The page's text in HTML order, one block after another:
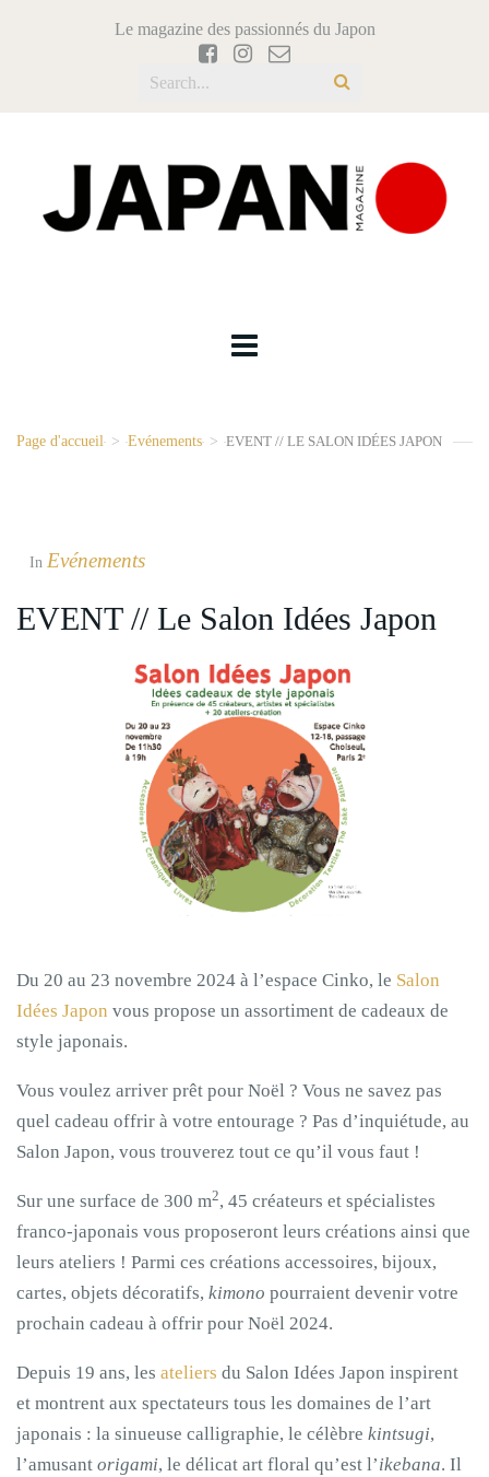
Le magazine des passionnés du Japon
Page d'accueil > Evénements > EVENT // LE SALON IDÉES JAPON
In Evénements
EVENT // Le Salon Idées Japon
Du 20 au 23 novembre 2024 à l’espace Cinko, le Salon
Idées Japon vous propose un assortiment de cadeaux de
style japonais.
Vous voulez arriver prêt pour Noël ? Vous ne savez pas
quel cadeau offrir à votre entourage ? Pas d’inquiétude, au
Salon Japon, vous trouverez tout ce qu’il vous faut !
Sur une surface de 300 m2, 45 créateurs et spécialistes
franco-japonais vous proposeront leurs créations ainsi que
leurs ateliers ! Parmi ces créations accessoires, bijoux,
cartes, objets décoratifs, kimono pourraient devenir votre
prochain cadeau à offrir pour Noël 2024.
Depuis 19 ans, les ateliers du Salon Idées Japon inspirent
et montrent aux spectateurs tous les domaines de l’art
japonais : la sinueuse calligraphie, le célèbre kintsugi,
l’amusant origami, le délicat art floral qu’est l’ikebana. Il